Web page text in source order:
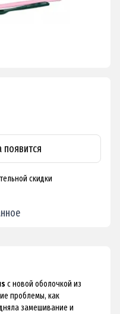
скидки
с новой оболочкой из
проблемы, как
замешивание и